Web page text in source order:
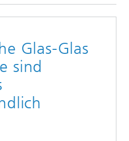
Glas-Glas
sind